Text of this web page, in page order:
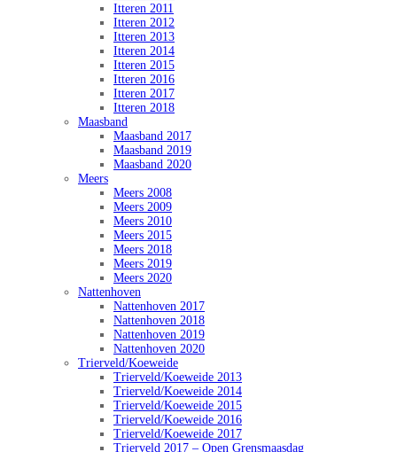
Itteren 2011
Itteren 2012
Itteren 2013
Itteren 2014
Itteren 2015
Itteren 2016
Itteren 2017
Itteren 2018
Maasband
Maasband 2017
Maasband 2019
Maasband 2020
Meers
Meers 2008
Meers 2009
Meers 2010
Meers 2015
Meers 2018
Meers 2019
Meers 2020
Nattenhoven
Nattenhoven 2017
Nattenhoven 2018
Nattenhoven 2019
Nattenhoven 2020
Trierveld/Koeweide
Trierveld/Koeweide 2013
Trierveld/Koeweide 2014
Trierveld/Koeweide 2015
Trierveld/Koeweide 2016
Trierveld/Koeweide 2017
Trierveld 2017 – Open Grensmaasdag